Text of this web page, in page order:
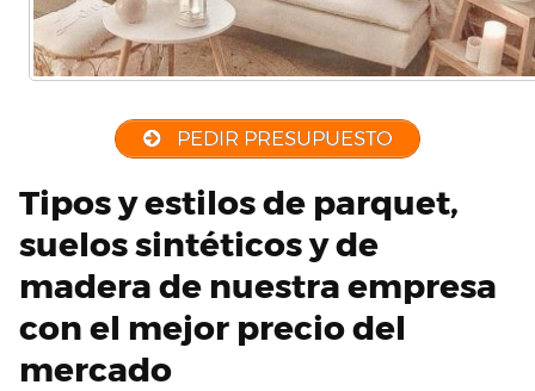
PEDIR PRESUPUESTO
Tipos y estilos de parquet,
suelos sintéticos y de
madera de nuestra empresa
con el mejor precio del
mercado